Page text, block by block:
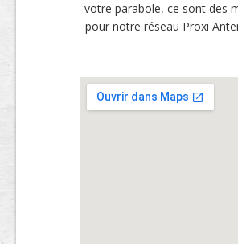
votre parabole, ce sont des
pour notre réseau Proxi